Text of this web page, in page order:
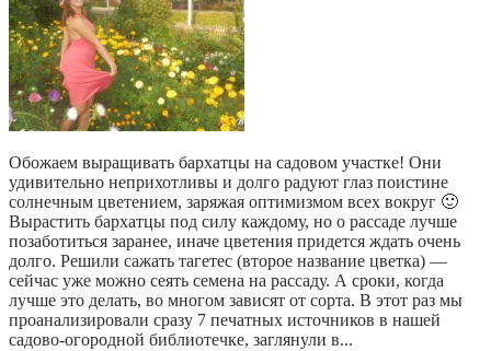
Обожаем выращивать бархатцы на садовом участке! Они
удивительно неприхотливы и долго радуют глаз поистине
солнечным цветением, заряжая оптимизмом всех вокруг 🙂
Вырастить бархатцы под силу каждому, но о рассаде лучше
позаботиться заранее, иначе цветения придется ждать очень
долго. Решили сажать тагетес (второе название цветка) —
сейчас уже можно сеять семена на рассаду. А сроки, когда
лучше это делать, во многом зависят от сорта. В этот раз мы
проанализировали сразу 7 печатных источников в нашей
садово-огородной библиотечке, заглянули в...